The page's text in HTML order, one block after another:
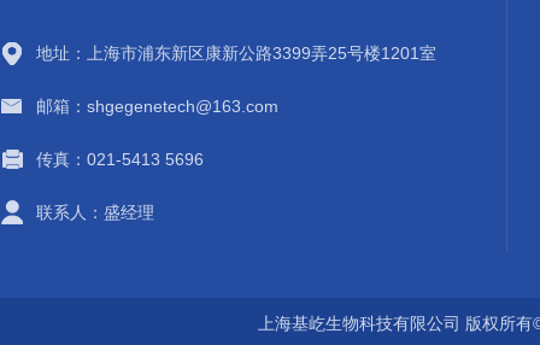
地址：上海市浦东新区康新公路3399弄25号楼1201室
邮箱：shgegenetech@163.com
传真：021-5413 5696
联系人：盛经理
上海基屹生物科技有限公司 版权所